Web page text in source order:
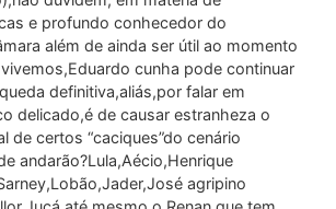
e profundo conhecedor do
além de ainda ser útil ao momento
cunha pode continuar
definitiva,aliás,por falar em
delicado,é de causar estranheza o
de certos “caciques”do cenário
andarão?Lula,Aécio,Henrique
agripino